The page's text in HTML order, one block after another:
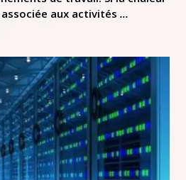
aux activités ...